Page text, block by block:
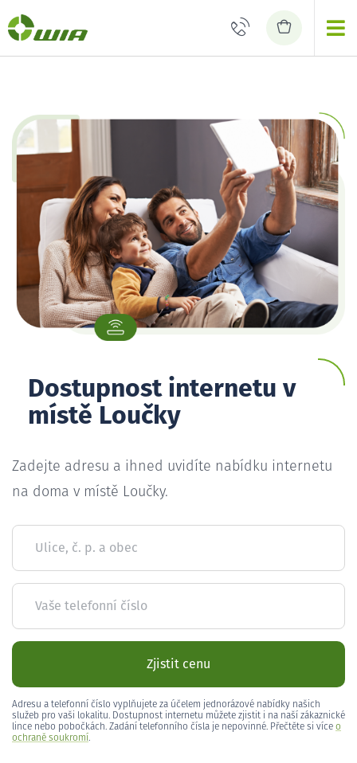
Dostupnost internetu v
místě Loučky
Zadejte adresu a ihned uvidíte nabídku internetu
na doma v místě Loučky.
Ulice, č. p. a obec
Vaše telefonní číslo
Zjistit cenu
Adresu a telefonní číslo vyplňujete za účelem jednorázové nabídky našich
služeb pro vaši lokalitu. Dostupnost internetu můžete zjistit i na naší zákaznické
lince nebo pobočkách. Zadání telefonního čísla je nepovinné. Přečtěte si více o
ochraně soukromí.